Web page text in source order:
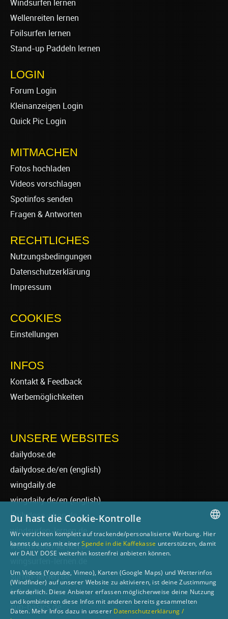
Windsurfen lernen
Wellenreiten lernen
Foilsurfen lernen
Stand-up Paddeln lernen
LOGIN
Forum Login
Kleinanzeigen Login
Quick Pic Login
MITMACHEN
Fotos hochladen
Videos vorschlagen
Spotinfos senden
Fragen & Antworten
RECHTLICHES
Nutzungsbedingungen
Datenschutzerklärung
Impressum
COOKIES
Einstellungen
INFOS
Kontakt & Feedback
Werbemöglichkeiten
UNSERE WEBSITES
dailydose.de
dailydose.de/en (english)
wingdaily.de
wingdaily.de/en(english)
dailydose-shop.de
windsurfen-lernen.de
wellenreiten-lernen.de
surfen-lernen.de
foilsurfen.de
sup-basics.de
GERMAN
Du hast die Cookie-Kontrolle
Wir verzichten komplett auf trackende/personalisierte Werbung. Hier
kannst du uns mit einerSpende in die Kaffekasse unterstützen, damit
wir DAILY DOSE weiterhin kostenfrei anbieten können.
Um Videos (Youtube, Vimeo), Karten (Google Maps) und Wetterinfos
(Windfinder) auf unserer Website zu aktivieren, ist deine Zustimmung
erforderlich. Diese Anbieter erfassen möglicherweise deine Nutzung
und kombinieren diese Infos mit anderen bereits gesammelten
Daten. Mehr Infos dazu in unserer Datenschutzerklärung /